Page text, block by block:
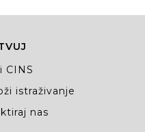
CINS
istraživanje
nas